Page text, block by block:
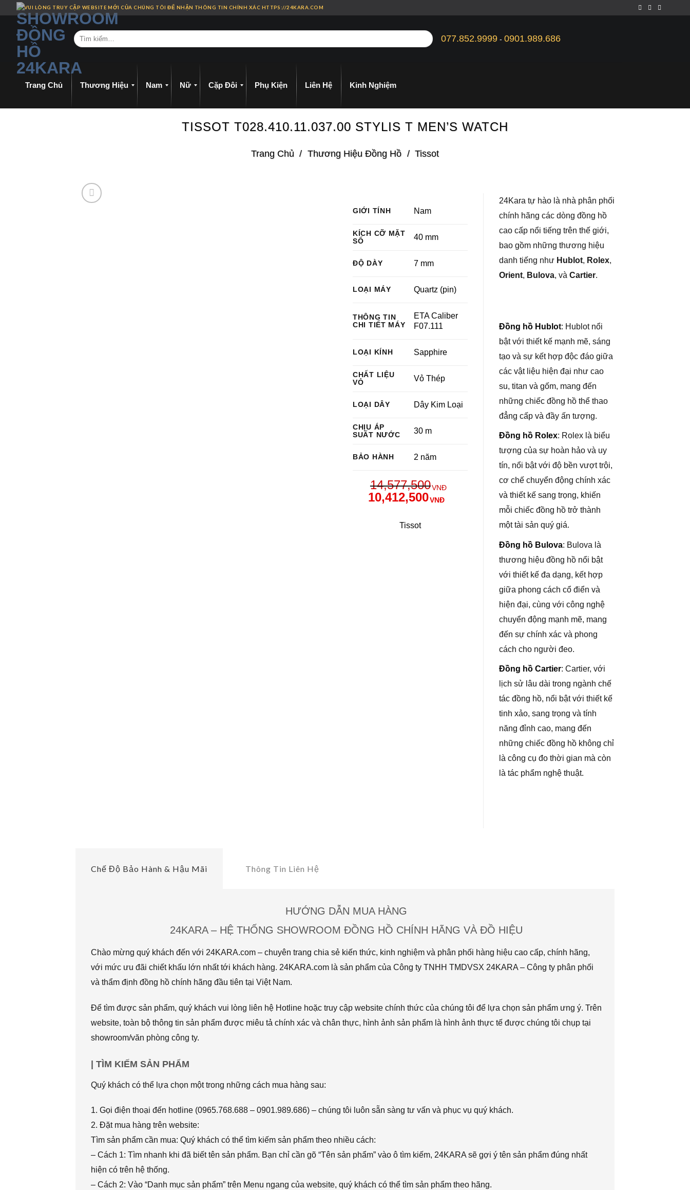
content
VUI LÒNG TRUY CẬP WEBSITE MỚI CỦA CHÚNG TÔI ĐỂ NHẬN THÔNG TIN CHÍNH XÁC HTTPS://24KARA.COM
077.852.9999- 0901.989.686
Trang Chủ Thương Hiệu Nam Nữ Cặp Đôi Phụ Kiện Liên Hệ Kinh Nghiệm
TISSOT T028.410.11.037.00 STYLIS T MEN’S WATCH
Trang Chủ / Thương Hiệu Đồng Hồ / Tissot
GIỚI TÍNH Nam
KÍCH CỠ MẶT
SỐ
40 mm
ĐỘ DÀY 7 mm
LOẠI MÁY Quartz (pin)
THÔNG TIN
CHI TIẾT MÁY
ETA Caliber
F07.111
LOẠI KÍNH Sapphire
CHẤT LIỆU
VỎ
Vỏ Thép
LOẠI DÂY Dây Kim Loại
CHỊU ÁP
SUẤT NƯỚC
30 m
BẢO HÀNH 2 năm
14,577,500VNĐ
10,412,500VNĐ
Tissot
24Kara tự hào là nhà phân phối
chính hãng các dòng đồng hồ
cao cấp nổi tiếng trên thế giới,
bao gồm những thương hiệu
danh tiếng như Hublot, Rolex,
Orient, Bulova, và Cartier.
Đồng hồ Hublot: Hublot nổi
bật với thiết kế mạnh mẽ, sáng
tạo và sự kết hợp độc đáo giữa
các vật liệu hiện đại như cao
su, titan và gốm, mang đến
những chiếc đồng hồ thể thao
đẳng cấp và đầy ấn tượng.
Đồng hồ Rolex: Rolex là biểu
tượng của sự hoàn hảo và uy
tín, nổi bật với độ bền vượt trội,
cơ chế chuyển động chính xác
và thiết kế sang trọng, khiến
mỗi chiếc đồng hồ trở thành
một tài sản quý giá.
Đồng hồ Bulova: Bulova là
thương hiệu đồng hồ nổi bật
với thiết kế đa dạng, kết hợp
giữa phong cách cổ điển và
hiện đại, cùng với công nghệ
chuyển động mạnh mẽ, mang
đến sự chính xác và phong
cách cho người đeo.
Đồng hồ Cartier: Cartier, với
lịch sử lâu dài trong ngành chế
tác đồng hồ, nổi bật với thiết kế
tinh xảo, sang trọng và tính
năng đỉnh cao, mang đến
những chiếc đồng hồ không chỉ
là công cụ đo thời gian mà còn
là tác phẩm nghệ thuật.
Chế Độ Bảo Hành & Hậu Mãi Thông Tin Liên Hệ
HƯỚNG DẪN MUA HÀNG
24KARA – HỆ THỐNG SHOWROOM ĐỒNG HỒ CHÍNH HÃNG VÀ ĐỒ HIỆU
Chào mừng quý khách đến với 24KARA.com – chuyên trang chia sẻ kiến thức, kinh nghiệm và phân phối hàng hiệu cao cấp, chính hãng,
với mức ưu đãi chiết khấu lớn nhất tới khách hàng. 24KARA.com là sản phẩm của Công ty TNHH TMDVSX 24KARA – Công ty phân phối
và thẩm định đồng hồ chính hãng đầu tiên tại Việt Nam.
Để tìm được sản phẩm, quý khách vui lòng liên hệ Hotline hoặc truy cập website chính thức của chúng tôi để lựa chọn sản phẩm ưng ý. Trên
website, toàn bộ thông tin sản phẩm được miêu tả chính xác và chân thực, hình ảnh sản phẩm là hình ảnh thực tế được chúng tôi chụp tại
showroom/văn phòng công ty.
| TÌM KIẾM SẢN PHẨM
Quý khách có thể lựa chọn một trong những cách mua hàng sau:
1. Gọi điện thoại đến hotline (0965.768.688 – 0901.989.686) – chúng tôi luôn sẵn sàng tư vấn và phục vụ quý khách.
2. Đặt mua hàng trên website:
Tìm sản phẩm cần mua: Quý khách có thể tìm kiếm sản phẩm theo nhiều cách:
– Cách 1: Tìm nhanh khi đã biết tên sản phẩm. Bạn chỉ cần gõ “Tên sản phẩm” vào ô tìm kiếm, 24KARA sẽ gợi ý tên sản phẩm đúng nhất
hiện có trên hệ thống.
– Cách 2: Vào “Danh mục sản phẩm” trên Menu ngang của website, quý khách có thể tìm sản phẩm theo hãng.